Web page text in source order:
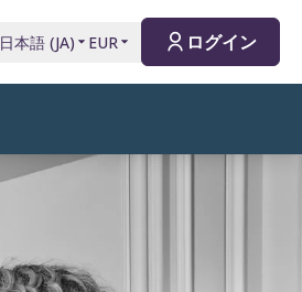
日本語 (JA) EUR ログイン